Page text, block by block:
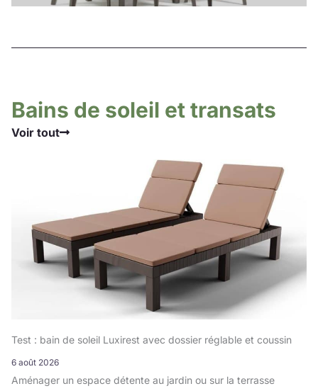
Bains de soleil et transats
Voir tout
Test : bain de soleil Luxirest avec dossier réglable et coussin
6 août 2026
Aménager un espace détente au jardin ou sur la terrasse